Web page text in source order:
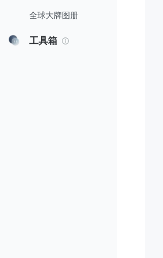
全球大牌图册
工具箱